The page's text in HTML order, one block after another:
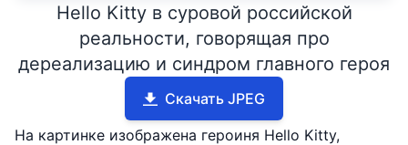
Hello Kitty в суровой российской
реальности, говорящая про
дереализацию и синдром главного героя
Скачать JPEG
На картинке изображена героиня Hello Kitty,